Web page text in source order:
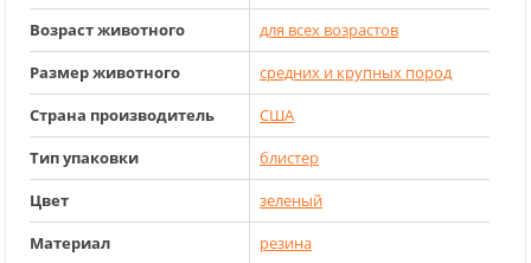
Возраст животного
для всех возрастов
Размер животного
средних и крупных пород
Страна производитель
США
Тип упаковки
блистер
Цвет
зеленый
Материал
резина